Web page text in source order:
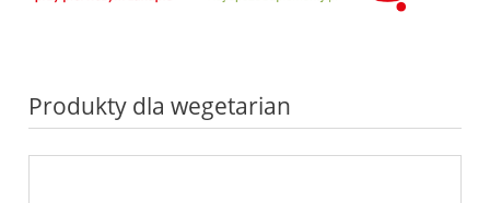
Produkty dla wegetarian